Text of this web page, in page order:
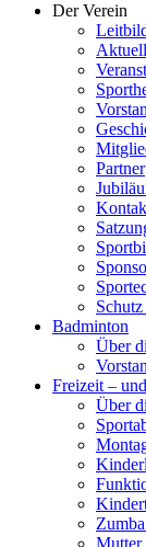
Der Verein
Partner
Badminton
Über
Freizeit –
Über